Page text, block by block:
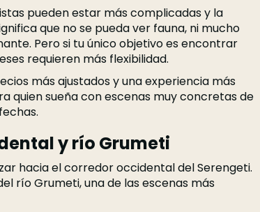
pueden estar más complicadas y la
que no se pueda ver fauna, ni mucho
Pero si tu único objetivo es encontrar
requieren más flexibilidad.
más ajustados y una experiencia más
quien sueña con escenas muy concretas de
y río Grumeti
hacia el corredor occidental del Serengeti.
río Grumeti, una de las escenas más